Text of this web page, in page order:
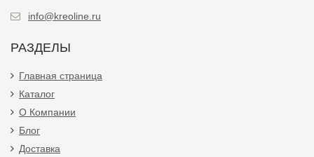
info@kreoline.ru
РАЗДЕЛЫ
Главная страница
Каталог
О Компании
Блог
Доставка